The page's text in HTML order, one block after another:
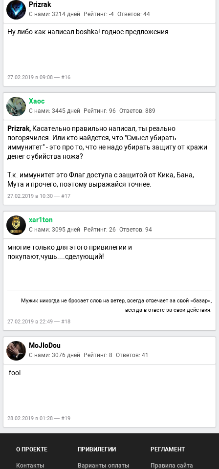
Prizrak
С нами: 3214 дней Рейтинг: -4 Ответов: 44
Ну либо как написал boshka! годное предложения
27.02.2019 в 09:08 — #16
Xaoc
С нами: 3445 дней Рейтинг: 96 Ответов: 889
Prizrak, Касательно правильно написал, ты реально
погорячился. Или кто найдется, что "Смысл убирать
иммунитет" - это про то, что не надо убирать защиту от кражи
денег с убийства ножа?
Т.к. иммунитет это Флаг доступа с защитой от Кика, Бана,
Мута и прочего, поэтому выражайся точнее.
27.02.2019 в 10:30 — #17
xar1ton
С нами: 3095 дней Рейтинг: 26 Ответов: 94
многие только для этого привилегии и
покупают,чушь....сделующий!
Мужик никогда не бросает слов на ветер, всегда отвечает за свой «базар»,
всегда в ответе за свои действия.
27.02.2019 в 22:49 — #18
MoJIoDou
С нами: 3076 дней Рейтинг: 8 Ответов: 41
:fool
28.02.2019 в 01:28 — #19
О ПРОЕКТЕ
Контакты
ПРИВИЛЕГИИ
Варианты оплаты
РЕГЛАМЕНТ
Правила сайта